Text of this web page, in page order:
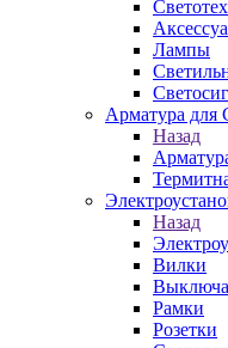
Лампы
Арматура
Назад
Назад
Вилки
Рамки
Розетки